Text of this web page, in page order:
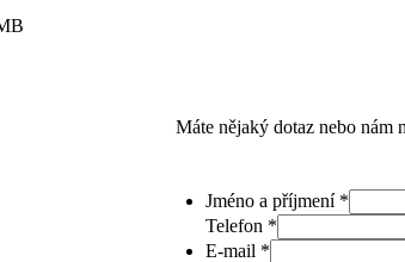
Máte nějaký dotaz nebo nám
Jméno a příjmení *
Telefon *
E-mail *